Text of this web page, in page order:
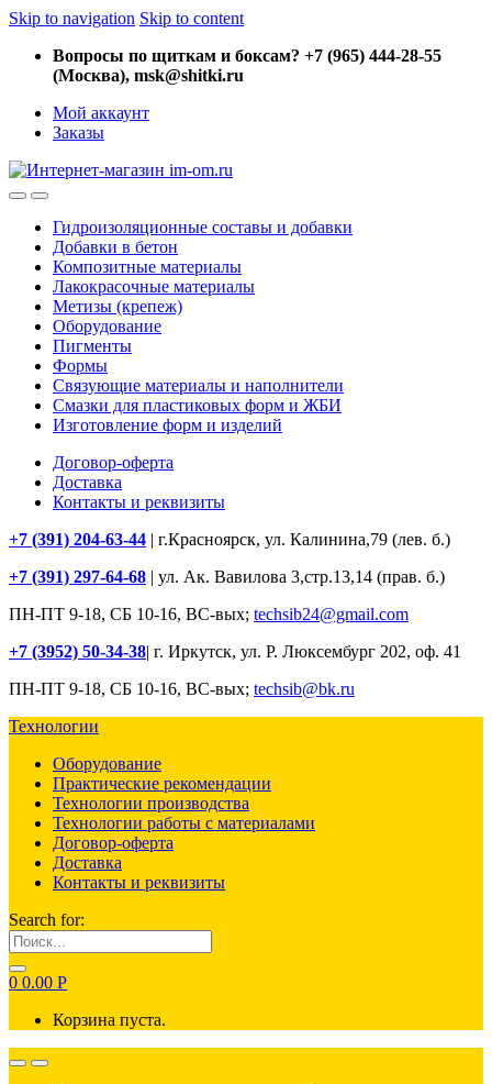
Skip to navigation Skip to content
Вопросы по щиткам и боксам? +7 (965) 444-28-55
(Москва), msk@shitki.ru
Мой аккаунт
Заказы
Гидроизоляционные составы и добавки
Добавки в бетон
Композитные материалы
Лакокрасочные материалы
Метизы (крепеж)
Оборудование
Пигменты
Формы
Связующие материалы и наполнители
Смазки для пластиковых форм и ЖБИ
Изготовление форм и изделий
Договор-оферта
Доставка
Контакты и реквизиты
+7 (391) 204-63-44 | г.Красноярск, ул. Калинина,79 (лев. б.)
+7 (391) 297-64-68 | ул. Ак. Вавилова 3,стр.13,14 (прав. б.)
ПН-ПТ 9-18, СБ 10-16, ВС-вых; techsib24@gmail.com
+7 (3952) 50-34-38| г. Иркутск, ул. Р. Люксембург 202, оф. 41
ПН-ПТ 9-18, СБ 10-16, ВС-вых; techsib@bk.ru
Технологии
Оборудование
Практические рекомендации
Технологии производства
Технологии работы с материалами
Договор-оферта
Доставка
Контакты и реквизиты
Search for:
0 0.00 Р
Корзина пуста.